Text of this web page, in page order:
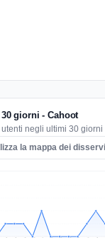
giorni - Cahoot
negli ultimi 30 giorni
la mappa dei